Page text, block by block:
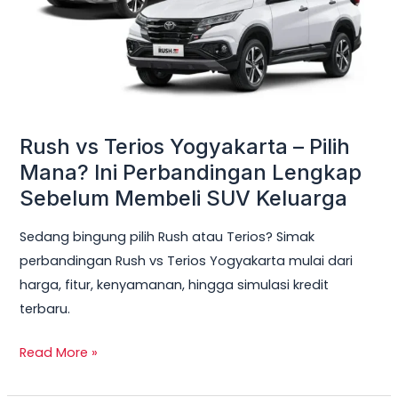
Rush vs Terios Yogyakarta – Pilih
Mana? Ini Perbandingan Lengkap
Sebelum Membeli SUV Keluarga
Sedang bingung pilih Rush atau Terios? Simak
perbandingan Rush vs Terios Yogyakarta mulai dari
harga, fitur, kenyamanan, hingga simulasi kredit
terbaru.
Pilih
Membeli
SUV
Keluarga
Read More »